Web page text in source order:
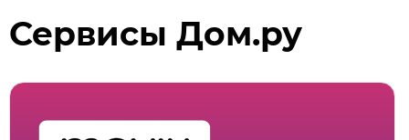
Сервисы Дом.ру